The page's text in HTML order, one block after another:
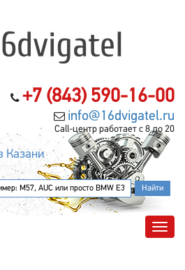
+7 (843) 590-16-00
info@16dvigatel.ru
Call-центр работает с 8 до 20
Казани